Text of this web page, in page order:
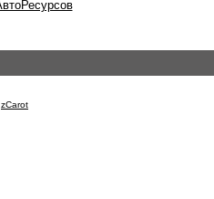
zCarot